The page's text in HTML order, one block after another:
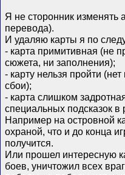
Я не сторонник изменять
перевода).
И удаляю карты я по
- карта примитивная (не
сюжета, ни заполнения);
- карту нельзя пройти
сбои);
- карта слишком
специальных подсказок в
Например на островной
охраной, что и до конца
получится.
Или прошел интересную
боев, уничтожил всех